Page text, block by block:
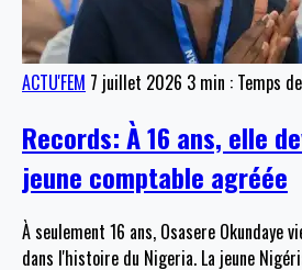
ACTU'FEM 7 juillet 2026 3 min : Temps
Records: À 16 ans, elle
jeune comptable agréée
À seulement 16 ans, Osasere Okundaye
dans l'histoire du Nigeria. La jeune